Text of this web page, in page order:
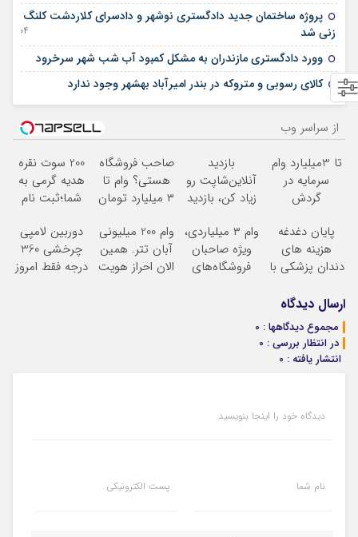
پروژه ساختمان جدید دادگستری نوشهر و دادسرای کلاردشت کلنگ
زنی شد
04 سپتامبر 2025
وورد دادگستری مازندران به مشکل کمبود آب شب شهر سرخرود
کالای رسوبی و متروکه در بندر امیرآباد بهشهر وجود ندارد
از سراسر وب
تا 3میلیارد وام
سرمایه در
گردش
فروشگاهت رو
ثبت کن
بازدید
آنلاین‌شاپت رو
زیاد کن، بازدید
بیشتر
صاحب فروشگاه
هستی؟ وام تا
۳ میلیارد تومان
200 سوت نقره
هدیه گرمی به
شما؛ثبت نام
پایان دغدغه
هزینه های
دندان پزشکی با
خانگی
وام ۳ میلیاردی،
ویژه صاحبان
فروشگاه‌های
وام 200 میلیونی
آبان تتر. همین
الان احراز هویت
دوربین لامپی
چرخشی 360
درجه فقط امروز
ارسال دیدگاه
مجموع دیدگاهها : 0
در انتظار بررسی : 0
انتشار یافته : 0
دیدگاه خود را اینجا بنویسید
نام شما پست الکترونیکی